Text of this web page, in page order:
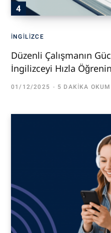
İNGILIZCE
Düzenli Çalışmanın
İngilizceyi Hızla Öğrenin
01/12/2025 5 DAKIKA